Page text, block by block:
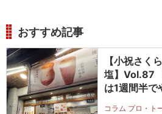
おすすめ記事
【小祝さく
塩】Vol.87
は1週間半で
コラム プロ・ト